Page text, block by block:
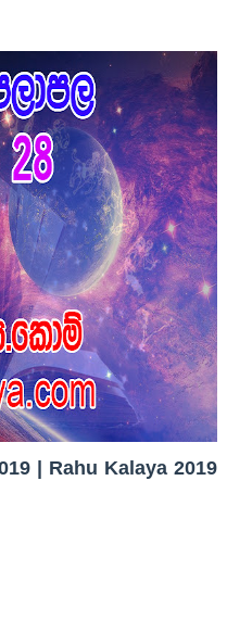
| Rahu Kalaya 2019